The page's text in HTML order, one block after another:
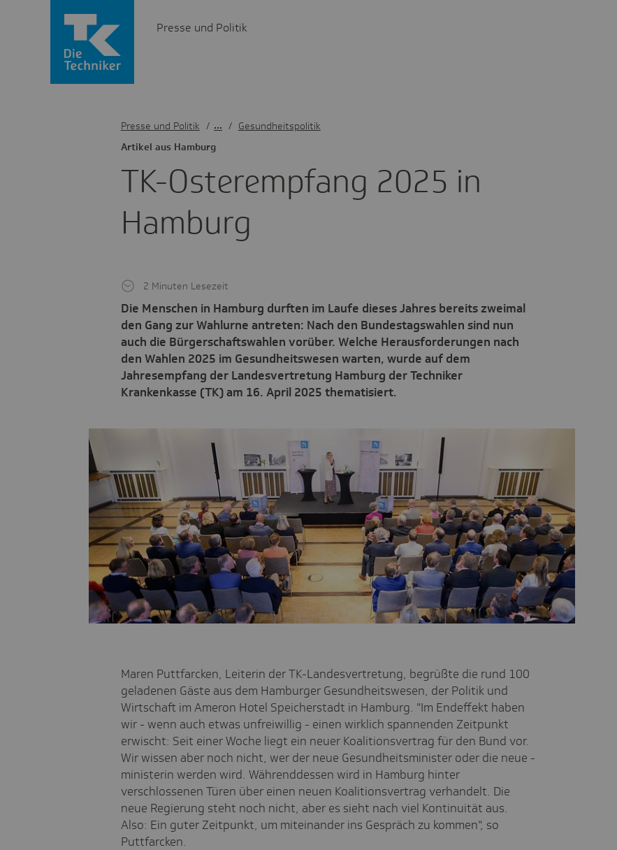
Presse und Politik
TK-Oster­emp­fang 2025 in
Hamburg
Artikel aus Hamburg
Die Menschen in Hamburg durften im Laufe dieses Jahres bereits zweimal
den Gang zur Wahlurne antreten: Nach den Bundestagswahlen sind nun
auch die Bürgerschaftswahlen vorüber. Welche Herausforderungen nach
den Wahlen 2025 im Gesundheitswesen warten, wurde auf dem
Jahresempfang der Landesvertretung Hamburg der Techniker
Krankenkasse (TK) am 16. April 2025 thematisiert.
2 Minuten Lesezeit
Presse und Politik / Gesundheitspolitik
Maren Puttfarcken, Leiterin der TK-Landesvertretung, begrüßte die rund 100
geladenen Gäste aus dem Hamburger Gesundheitswesen, der Politik und
Wirtschaft im Ameron Hotel Speicherstadt in Hamburg. "Im Endeffekt haben
wir - wenn auch etwas unfreiwillig - einen wirklich spannenden Zeitpunkt
erwischt: Seit einer Woche liegt ein neuer Koalitionsvertrag für den Bund vor.
Wir wissen aber noch nicht, wer der neue Gesundheitsminister oder die neue -
ministerin werden wird. Währenddessen wird in Hamburg hinter
verschlossenen Türen über einen neuen Koalitionsvertrag verhandelt. Die
neue Regierung steht noch nicht, aber es sieht nach viel Kontinuität aus.
Also: Ein guter Zeitpunkt, um miteinander ins Gespräch zu kommen", so
Puttfarcken.